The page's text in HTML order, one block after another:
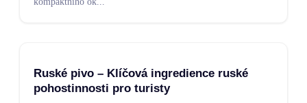
Ruské pivo – Klíčová ingredience ruské
pohostinnosti pro turisty